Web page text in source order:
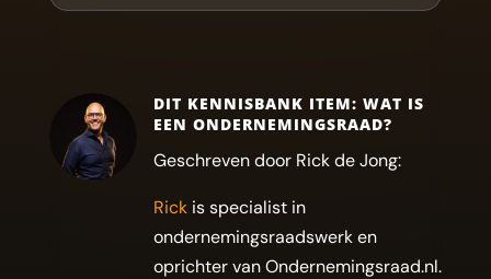
DIT KENNISBANK ITEM: WAT IS
EEN ONDERNEMINGSRAAD?
Geschreven door Rick de Jong:
Rickis specialist in
ondernemingsraadswerk en
oprichter van Ondernemingsraad.nl.